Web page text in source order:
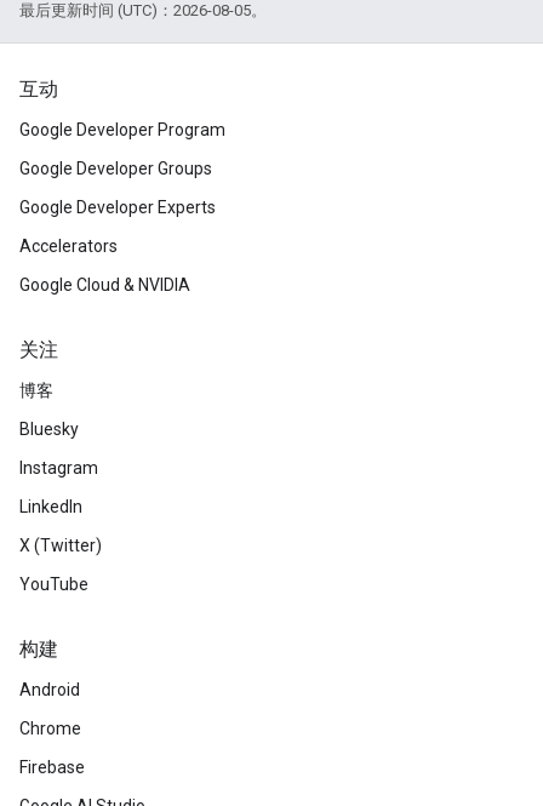
最后更新时间 (UTC)：2026-08-05。
互动
Google Developer Program
Google Developer Groups
Google Developer Experts
Accelerators
Google Cloud & NVIDIA
关注
博客
Bluesky
Instagram
LinkedIn
X (Twitter)
YouTube
构建
Android
Chrome
Firebase